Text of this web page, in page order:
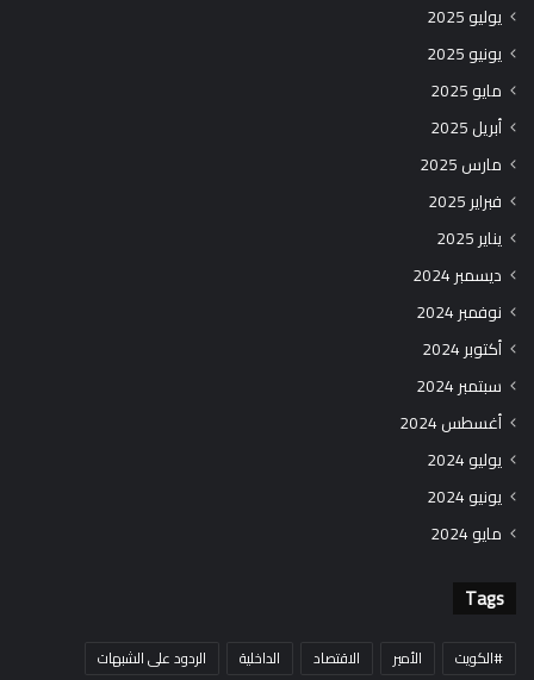
يوليو 2025
يونيو 2025
مايو 2025
أبريل 2025
مارس 2025
فبراير 2025
يناير 2025
ديسمبر 2024
نوفمبر 2024
أكتوبر 2024
سبتمبر 2024
أغسطس 2024
يوليو 2024
يونيو 2024
مايو 2024
Tags
#الكويت الأمير الاقتصاد الداخلية
الردود على الشبهات